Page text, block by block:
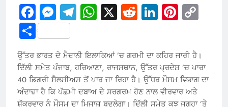
Facebook
Messenger
Telegram
WhatsApp
X RedditLinkedIn
Share
ਉੱਤਰ ਭਾਰਤ ਦੇ ਮੈਦਾਨੀ ਇਲਾਕਿਆਂ ’ਚ ਗਰਮੀ ਦਾ ਕਹਿਰ ਜਾਰੀ ਹੈ।
ਦਿੱਲੀ ਸਮੇਤ ਪੰਜਾਬ, ਹਰਿਆਣਾ, ਰਾਜਸਥਾਨ, ਉੱਤਰ ਪ੍ਰਦੇਸ਼ ’ਚ ਪਾਰਾ
40 ਡਿਗਰੀ ਸੈਲਸੀਅਸ ਤੋਂ ਪਾਰ ਜਾ ਰਿਹਾ ਹੈ। ਉੱਧਰ ਮੌਸਮ ਵਿਭਾਗ ਦਾ
ਅੰਦਾਜ਼ਾ ਹੈ ਕਿ ਪੱਛਮੀ ਦਬਾਅ ਦੇ ਸਰਗਰਮ ਹੋਣ ਨਾਲ ਵੀਰਵਾਰ ਅਤੇ
ਸ਼ੁੱਕਰਵਾਰ ਨੂੰ ਮੌਸਮ ਦਾ ਮਿਜਾਜ਼ ਬਦਲੇਗਾ। ਦਿੱਲੀ ਸਮੇਤ ਕੁਝ ਜਗ੍ਹਾ ’ਤੇ